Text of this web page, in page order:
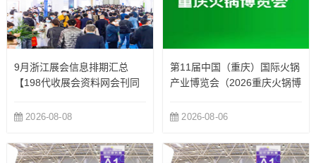
9月浙江展会信息排期汇总
【198代收展会资料网会刊同
2026-08-08
第11届中国（重庆）国际火锅
产业博览会（2026重庆火锅博
2026-08-06